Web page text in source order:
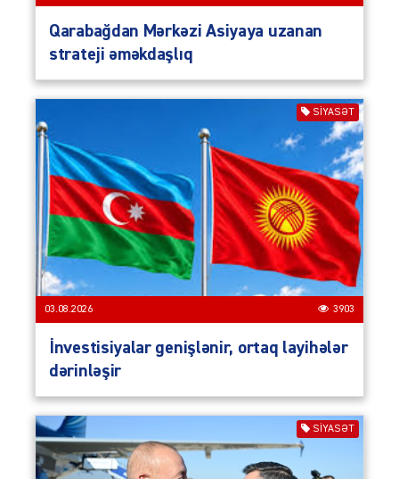
Qarabağdan Mərkəzi Asiyaya uzanan
strateji əməkdaşlıq
SIYASƏT
03.08.2026 3903
İnvestisiyalar genişlənir, ortaq layihələr
dərinləşir
SIYASƏT